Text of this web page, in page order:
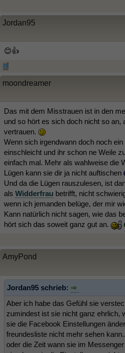
Jordan95
😊👍
moondreamer
Das mit dem Misstrauen ist in den
und so hört es sich doch nicht so an,
vertrauen.
Wenn sich irgendwann doch noch
einschleicht und ihr schon ne Weile
einfach mal. Mehr als wahlweise die
Lügen kann sie dir ja nicht auftischen
Und da die Lügen rauszulesen, ist
als Widderfrau betrifft, nicht
wenn ich jemanden belüge, der mir
Kann natürlich nicht sagen, wie das
hört sich das soweit ganz gut an.
AmyPond
Jordan95 schrieb:
Aber ich habe das Gefühl sie
zumindest ist sie nicht ganz ehrlich,
sie die Facebook Einstellungen
freundesliste nicht mehr sehen kann..
oder die Zeit wann sie im